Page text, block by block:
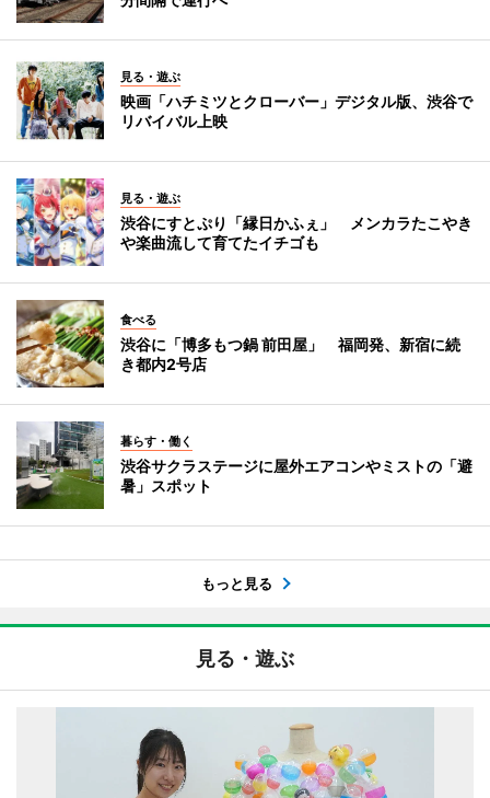
見る・遊ぶ
映画「ハチミツとクローバー」デジタル版、渋谷で
リバイバル上映
見る・遊ぶ
渋谷にすとぷり「縁日かふぇ」 メンカラたこやき
や楽曲流して育てたイチゴも
食べる
渋谷に「博多もつ鍋 前田屋」 福岡発、新宿に続
き都内2号店
暮らす・働く
渋谷サクラステージに屋外エアコンやミストの「避
暑」スポット
もっと見る
見る・遊ぶ